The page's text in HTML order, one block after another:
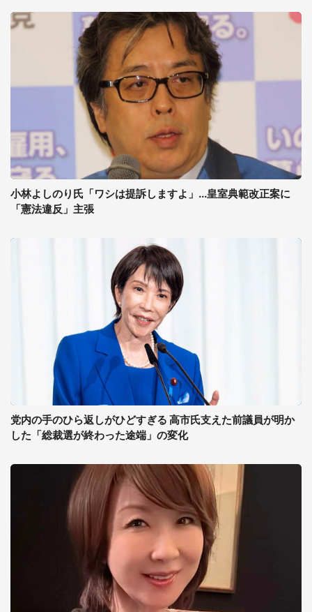
小林よしのり氏「ワシは提訴しますよ」...皇室典範改正案に
「憲法違反」主張
党内の手のひら返しがひどすぎる 高市氏支えた前議員が明か
した「総裁選が終わった途端」の変化